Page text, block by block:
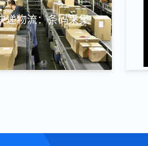
递物流：条码采集